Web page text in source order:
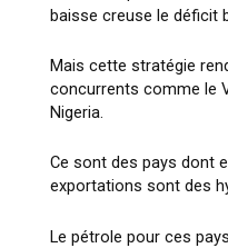
baisse creuse le déficit
Mais cette stratégie
concurrents comme le
Nigeria.
Ce sont des pays dont
exportations sont des
Le pétrole pour ces